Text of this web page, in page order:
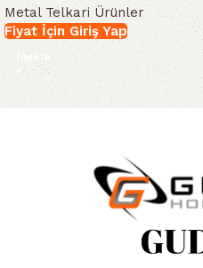
Metal Telkari Ürünler
Fiyat İçin Giriş Yap
İncele
Read More